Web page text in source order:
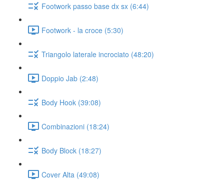
Footwork passo base dx sx (6:44)
Footwork - la croce (5:30)
Triangolo laterale incrociato (48:20)
Doppio Jab (2:48)
Body Hook (39:08)
Combinazioni (18:24)
Body Block (18:27)
Cover Alta (49:08)